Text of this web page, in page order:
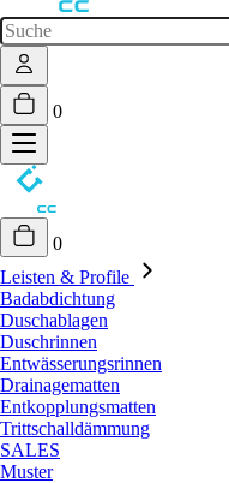
0
0
Leisten & Profile
Badabdichtung
Duschablagen
Duschrinnen
Entwässerungsrinnen
Drainagematten
Entkopplungsmatten
Trittschalldämmung
SALES
Muster